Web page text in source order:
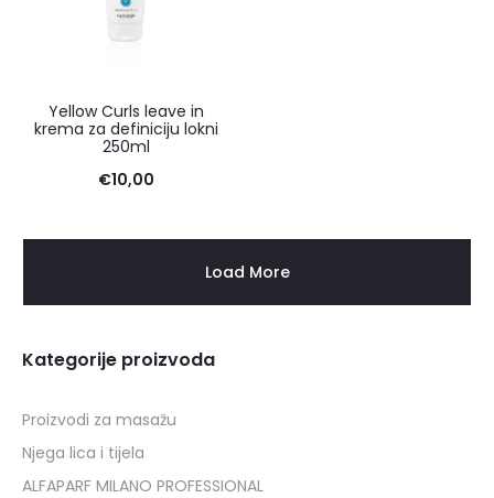
Yellow Curls leave in
krema za definiciju lokni
250ml
€10,00
Load More
Kategorije proizvoda
Proizvodi za masažu
Njega lica i tijela
ALFAPARF MILANO PROFESSIONAL